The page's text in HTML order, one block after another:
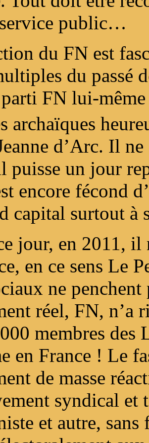
public…
du FN est
du passé
FN lui-
archaïques
d’Arc. Il
puisse un jour
encore fécond
capital surtout à
jour, en 2011, il
en ce sens Le
ne penchent
réel, FN, n’a
membres
en France ! Le
de masse
syndical et
et autre,